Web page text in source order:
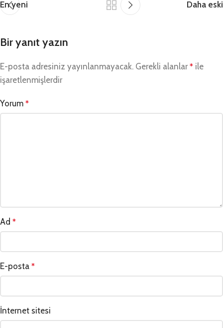
En yeni Daha eski
Bir yanıt yazın
E-posta adresiniz yayınlanmayacak. Gerekli alanlar* ile
işaretlenmişlerdir
Yorum *
Ad *
E-posta *
İnternet sitesi